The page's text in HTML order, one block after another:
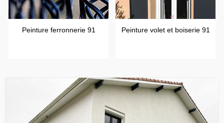
Peinture ferronnerie 91 Peinture volet et boiserie 91